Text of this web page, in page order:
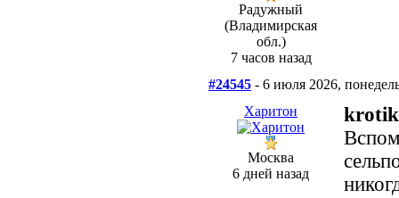
Радужный
(Владимирская
обл.)
7 часов назад
#24545 - 6 июля 2026,
Харитон
Москва
6 дней назад